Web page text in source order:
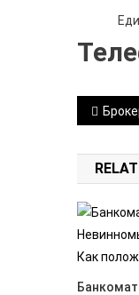
по
Брокерское